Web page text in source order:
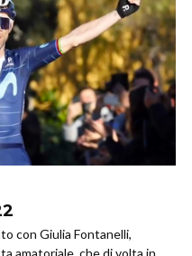
con Giulia Fontanelli,
amatoriale, che di volta in